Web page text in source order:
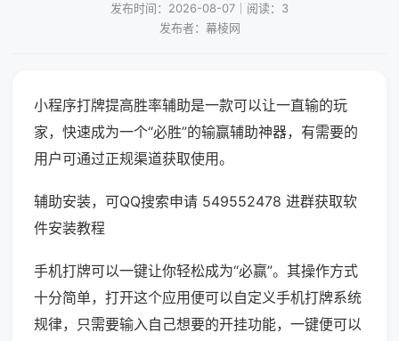
发布时间：2026-08-07｜阅读：3
发布者：幕棱网
小程序打牌提高胜率辅助是一款可以让一直输的玩
家，快速成为一个“必胜”的输赢辅助神器，有需要的
用户可通过正规渠道获取使用。
辅助安装，可QQ搜索申请 549552478 进群获取软
件安装教程
手机打牌可以一键让你轻松成为“必赢”。其操作方式
十分简单，打开这个应用便可以自定义手机打牌系统
规律，只需要输入自己想要的开挂功能，一键便可以